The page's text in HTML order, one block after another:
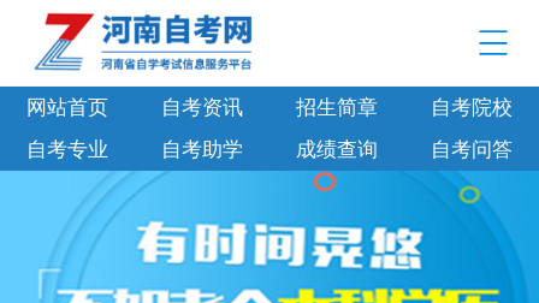
网站首页 自考资讯 招生简章
自考院校
自考专业
自考助学 成绩查询 自考问答